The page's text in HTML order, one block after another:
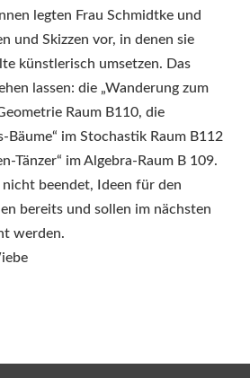
legten Frau Schmidtke und
und Skizzen vor, in denen sie
künstlerisch umsetzen. Das
lassen: die „Wanderung zum
Raum B110, die
Bäume“ im Stochastik Raum B112
Tänzer“ im Algebra-Raum B 109.
beendet, Ideen für den
bereits und sollen im nächsten
werden.